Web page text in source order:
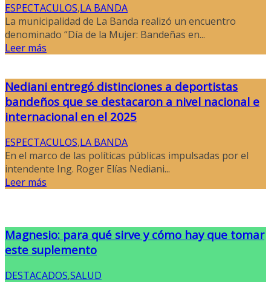
ESPECTACULOS,LA BANDA
La municipalidad de La Banda realizó un encuentro
denominado “Día de la Mujer: Bandeñas en...
Leer más
Nediani entregó distinciones a deportistas
bandeños que se destacaron a nivel nacional e
internacional en el 2025
ESPECTACULOS,LA BANDA
En el marco de las políticas públicas impulsadas por el
intendente Ing. Roger Elías Nediani...
Leer más
Magnesio: para qué sirve y cómo hay que tomar
este suplemento
DESTACADOS,SALUD